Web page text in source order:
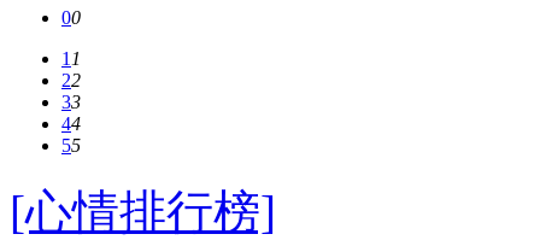
00
11
22
33
44
55
[心情排行榜]